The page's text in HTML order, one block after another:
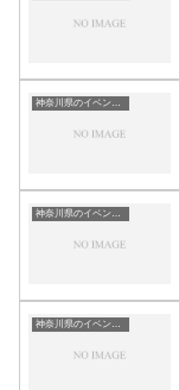
神奈川県のイベント会場一覧
神奈川県のイベント会場一覧
神奈川県のイベント会場一覧